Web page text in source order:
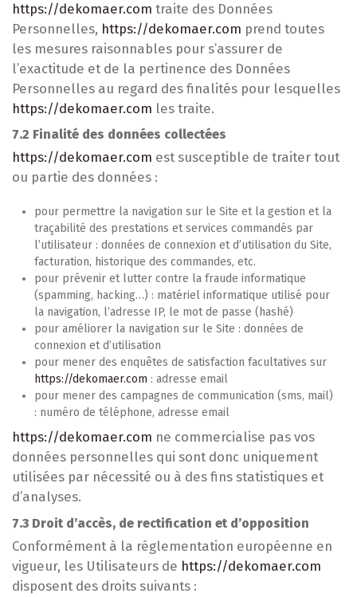
https://dekomaer.com traite des Données
Personnelles, https://dekomaer.com prend toutes
les mesures raisonnables pour s’assurer de
l’exactitude et de la pertinence des Données
Personnelles au regard des finalités pour lesquelles
https://dekomaer.com les traite.
7.2 Finalité des données collectées
https://dekomaer.com est susceptible de traiter tout
ou partie des données :
pour permettre la navigation sur le Site et la gestion et la
traçabilité des prestations et services commandés par
l’utilisateur : données de connexion et d’utilisation du Site,
facturation, historique des commandes, etc.
pour prévenir et lutter contre la fraude informatique
(spamming, hacking…) : matériel informatique utilisé pour
la navigation, l’adresse IP, le mot de passe (hashé)
pour améliorer la navigation sur le Site : données de
connexion et d’utilisation
pour mener des enquêtes de satisfaction facultatives sur
https://dekomaer.com : adresse email
pour mener des campagnes de communication (sms, mail)
: numéro de téléphone, adresse email
https://dekomaer.com ne commercialise pas vos
données personnelles qui sont donc uniquement
utilisées par nécessité ou à des fins statistiques et
d’analyses.
7.3 Droit d’accès, de rectification et d’opposition
Conformément à la réglementation européenne en
vigueur, les Utilisateurs de https://dekomaer.com
disposent des droits suivants :